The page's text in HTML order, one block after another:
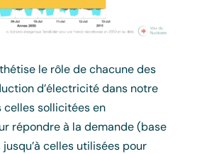
le rôle de chacune des
d’électricité dans notre
celles sollicitées en
répondre à la demande (base
celles utilisées pour